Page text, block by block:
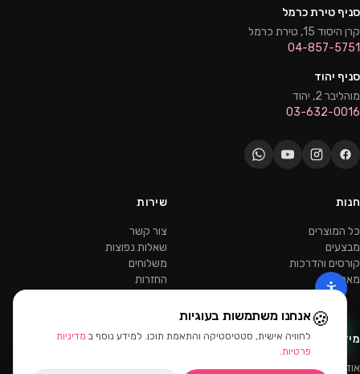
סניף טירת כרמל
קרן היסוד 15, טירת כרמל
04-857-5751
סניף יהוד
מוהליבר 2, יהוד
03-632-0016
חנות
כל המוצרים
מבצעים
קורסים והדרכות
מאמרים
שירות
צור קשר
שאלות נפוצות
משלוחים
החזרות
מידע
אודות
🍪אנחנו משתמשות בעוגיות
לחוויה אישית, סטטיסטיקה והתאמת תוכן. למידע נוסף ב מדיניות
פרטיות.